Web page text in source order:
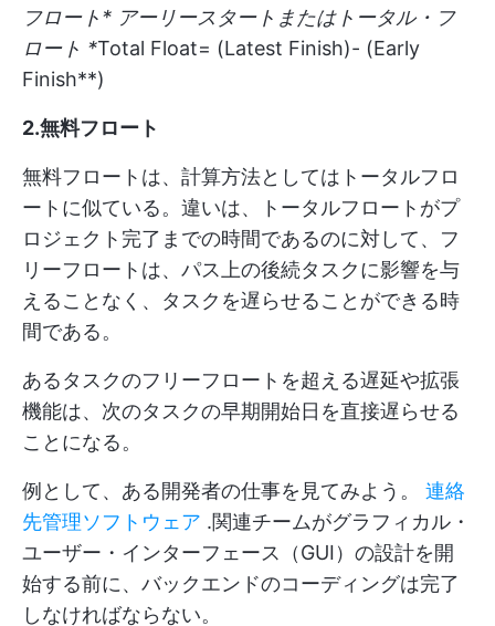
フロート* アーリースタートまたはトータル・フ
ロート *Total Float= (Latest Finish)- (Early
Finish**)
2.無料フロート
無料フロートは、計算方法としてはトータルフロ
ートに似ている。違いは、トータルフロートがプ
ロジェクト完了までの時間であるのに対して、フ
リーフロートは、パス上の後続タスクに影響を与
えることなく、タスクを遅らせることができる時
間である。
あるタスクのフリーフロートを超える遅延や拡張
機能は、次のタスクの早期開始日を直接遅らせる
ことになる。
例として、ある開発者の仕事を見てみよう。 連絡
先管理ソフトウェア .関連チームがグラフィカル・
ユーザー・インターフェース（GUI）の設計を開
始する前に、バックエンドのコーディングは完了
しなければならない。